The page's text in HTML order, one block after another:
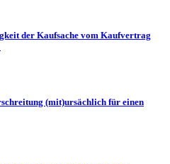
der Kaufsache vom Kaufvertrag
(mit)ursächlich für einen